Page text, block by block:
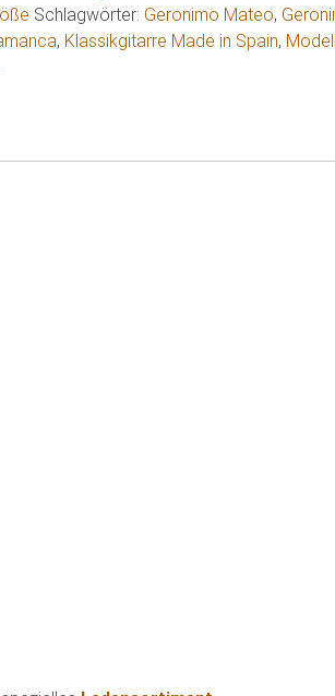
Schlagwörter: Geronimo Mateo,
, Klassikgitarre Made in Spain, Modell